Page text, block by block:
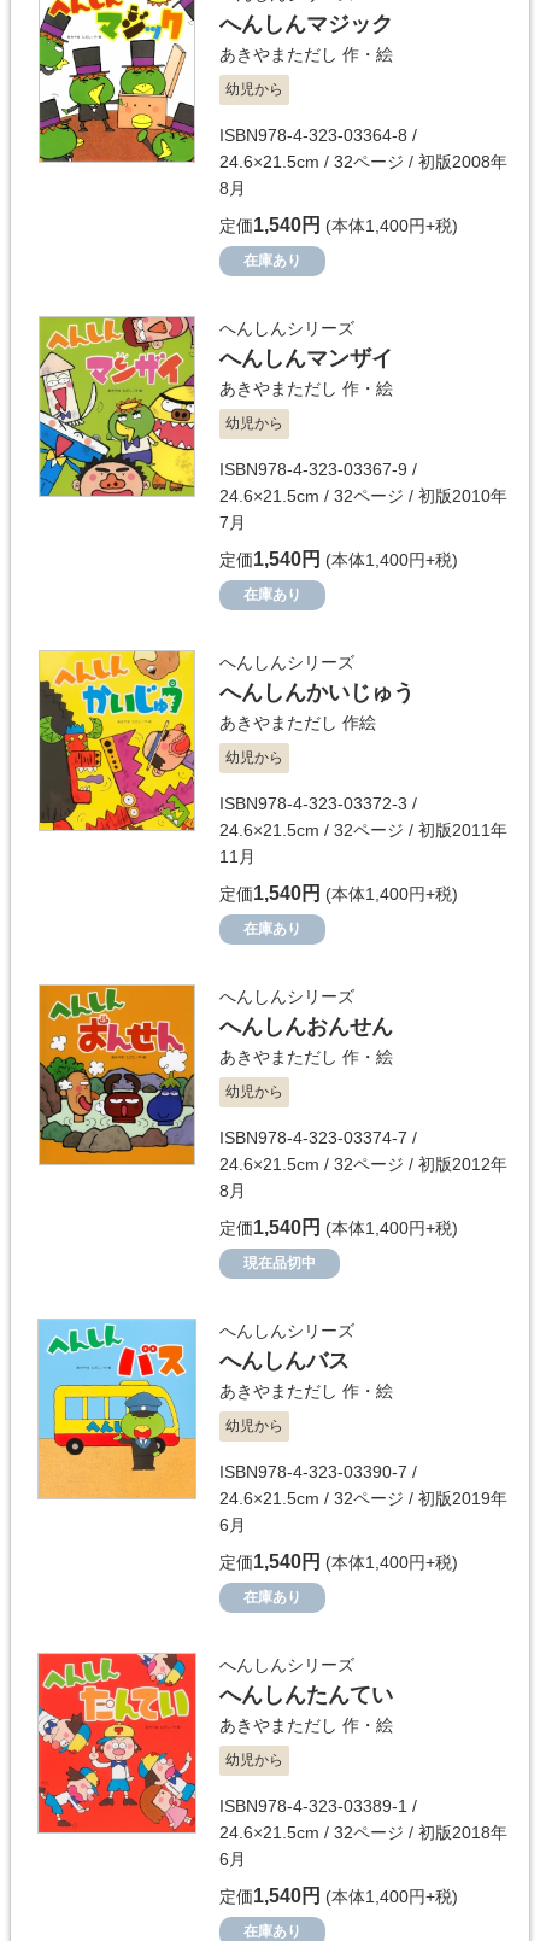
へんしんマジック
あきやまただし 作・絵
幼児から
ISBN978-4-323-03364-8 /
24.6×21.5cm / 32ページ / 初版2008年
8月
定価1,540円 (本体1,400円+税)
在庫あり
へんしんシリーズ
へんしんマンザイ
あきやまただし 作・絵
幼児から
ISBN978-4-323-03367-9 /
24.6×21.5cm / 32ページ / 初版2010年
7月
定価1,540円 (本体1,400円+税)
在庫あり
へんしんシリーズ
へんしんかいじゅう
あきやまただし 作絵
幼児から
ISBN978-4-323-03372-3 /
24.6×21.5cm / 32ページ / 初版2011年
11月
定価1,540円 (本体1,400円+税)
在庫あり
へんしんシリーズ
へんしんおんせん
あきやまただし 作・絵
幼児から
ISBN978-4-323-03374-7 /
24.6×21.5cm / 32ページ / 初版2012年
8月
定価1,540円 (本体1,400円+税)
現在品切中
へんしんシリーズ
へんしんバス
あきやまただし 作・絵
幼児から
ISBN978-4-323-03390-7 /
24.6×21.5cm / 32ページ / 初版2019年
6月
定価1,540円 (本体1,400円+税)
在庫あり
へんしんシリーズ
へんしんたんてい
あきやまただし 作・絵
幼児から
ISBN978-4-323-03389-1 /
24.6×21.5cm / 32ページ / 初版2018年
6月
定価1,540円 (本体1,400円+税)
在庫あり